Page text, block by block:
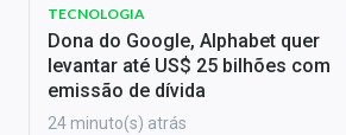
TECNOLOGIA
Dona do Google, Alphabet quer
levantar até US$ 25 bilhões com
emissão de dívida
24 minuto(s) atrás